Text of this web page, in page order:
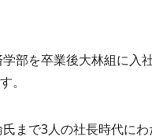
部を卒業後大林組に入
。
まで3人の社長時代に